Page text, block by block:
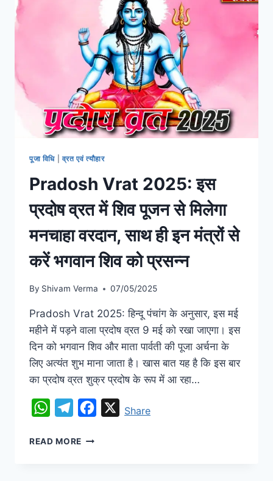
पूजा विधि| व्रत एवं त्यौहार
Pradosh Vrat 2025: इस
प्रदोष व्रत में शिव पूजन से मिलेगा
मनचाहा वरदान, साथ ही इन मंत्रों से
करें भगवान शिव को प्रसन्न
By Shivam Verma 07/05/2025
Pradosh Vrat 2025: हिन्दू पंचांग के अनुसार, इस मई
महीने में पड़ने वाला प्रदोष व्रत 9 मई को रखा जाएगा। इस
दिन को भगवान शिव और माता पार्वती की पूजा अर्चना के
लिए अत्यंत शुभ माना जाता है। खास बात यह है कि इस बार
का प्रदोष व्रत शुक्र प्रदोष के रूप में आ रहा…
WhatsAppTelegramFacebook
XShare
READ MORE